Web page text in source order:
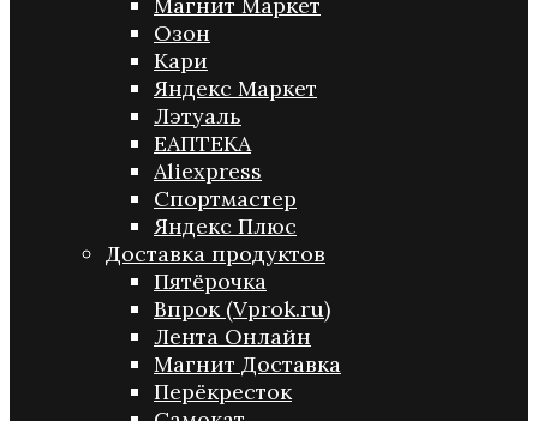
Озон
Кари
Яндекс Маркет
Лэтуаль
ЕАПТЕКА
Aliexpress
Спортмастер
Яндекс Плюс
Доставка продуктов
Пятёрочка
Впрок (Vprok.ru)
Лента Онлайн
Магнит Доставка
Перёкресток